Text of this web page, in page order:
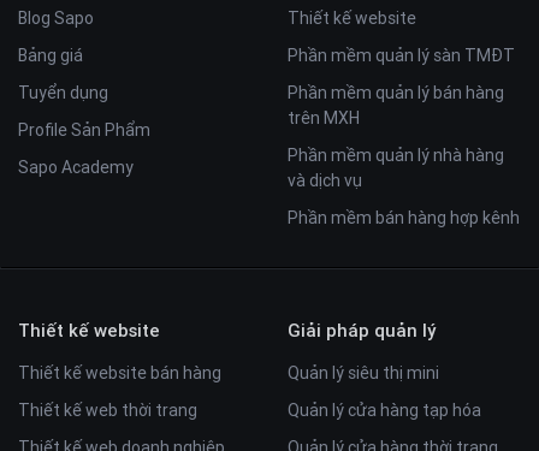
Blog Sapo
Bảng giá
Tuyển dụng
Profile Sản Phẩm
Sapo Academy
Thiết kế website
Phần mềm quản lý sàn TMĐT
Phần mềm quản lý bán hàng
trên MXH
Phần mềm quản lý nhà hàng
và dịch vụ
Phần mềm bán hàng hợp kênh
Thiết kế website
Thiết kế website bán hàng
Thiết kế web thời trang
Giải pháp quản lý
Quản lý siêu thị mini
Quản lý cửa hàng tạp hóa